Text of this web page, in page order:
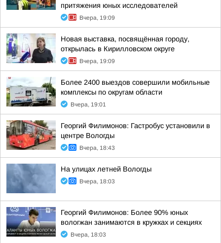
притяжения юных исследователей
Вчера, 19:09
Новая выставка, посвящённая городу,
открылась в Кирилловском округе
Вчера, 19:09
Более 2400 выездов совершили мобильные
комплексы по округам области
Вчера, 19:01
Георгий Филимонов: Гастробус установили в
центре Вологды
Вчера, 18:43
На улицах летней Вологды
Вчера, 18:03
Георгий Филимонов: Более 90% юных
вологжан занимаются в кружках и секциях
Вчера, 18:03